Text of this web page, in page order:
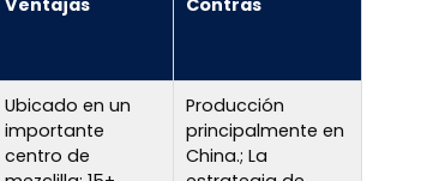
Ventajas Contras
Ubicado en un
importante
centro de
Producción
principalmente en
China.; La